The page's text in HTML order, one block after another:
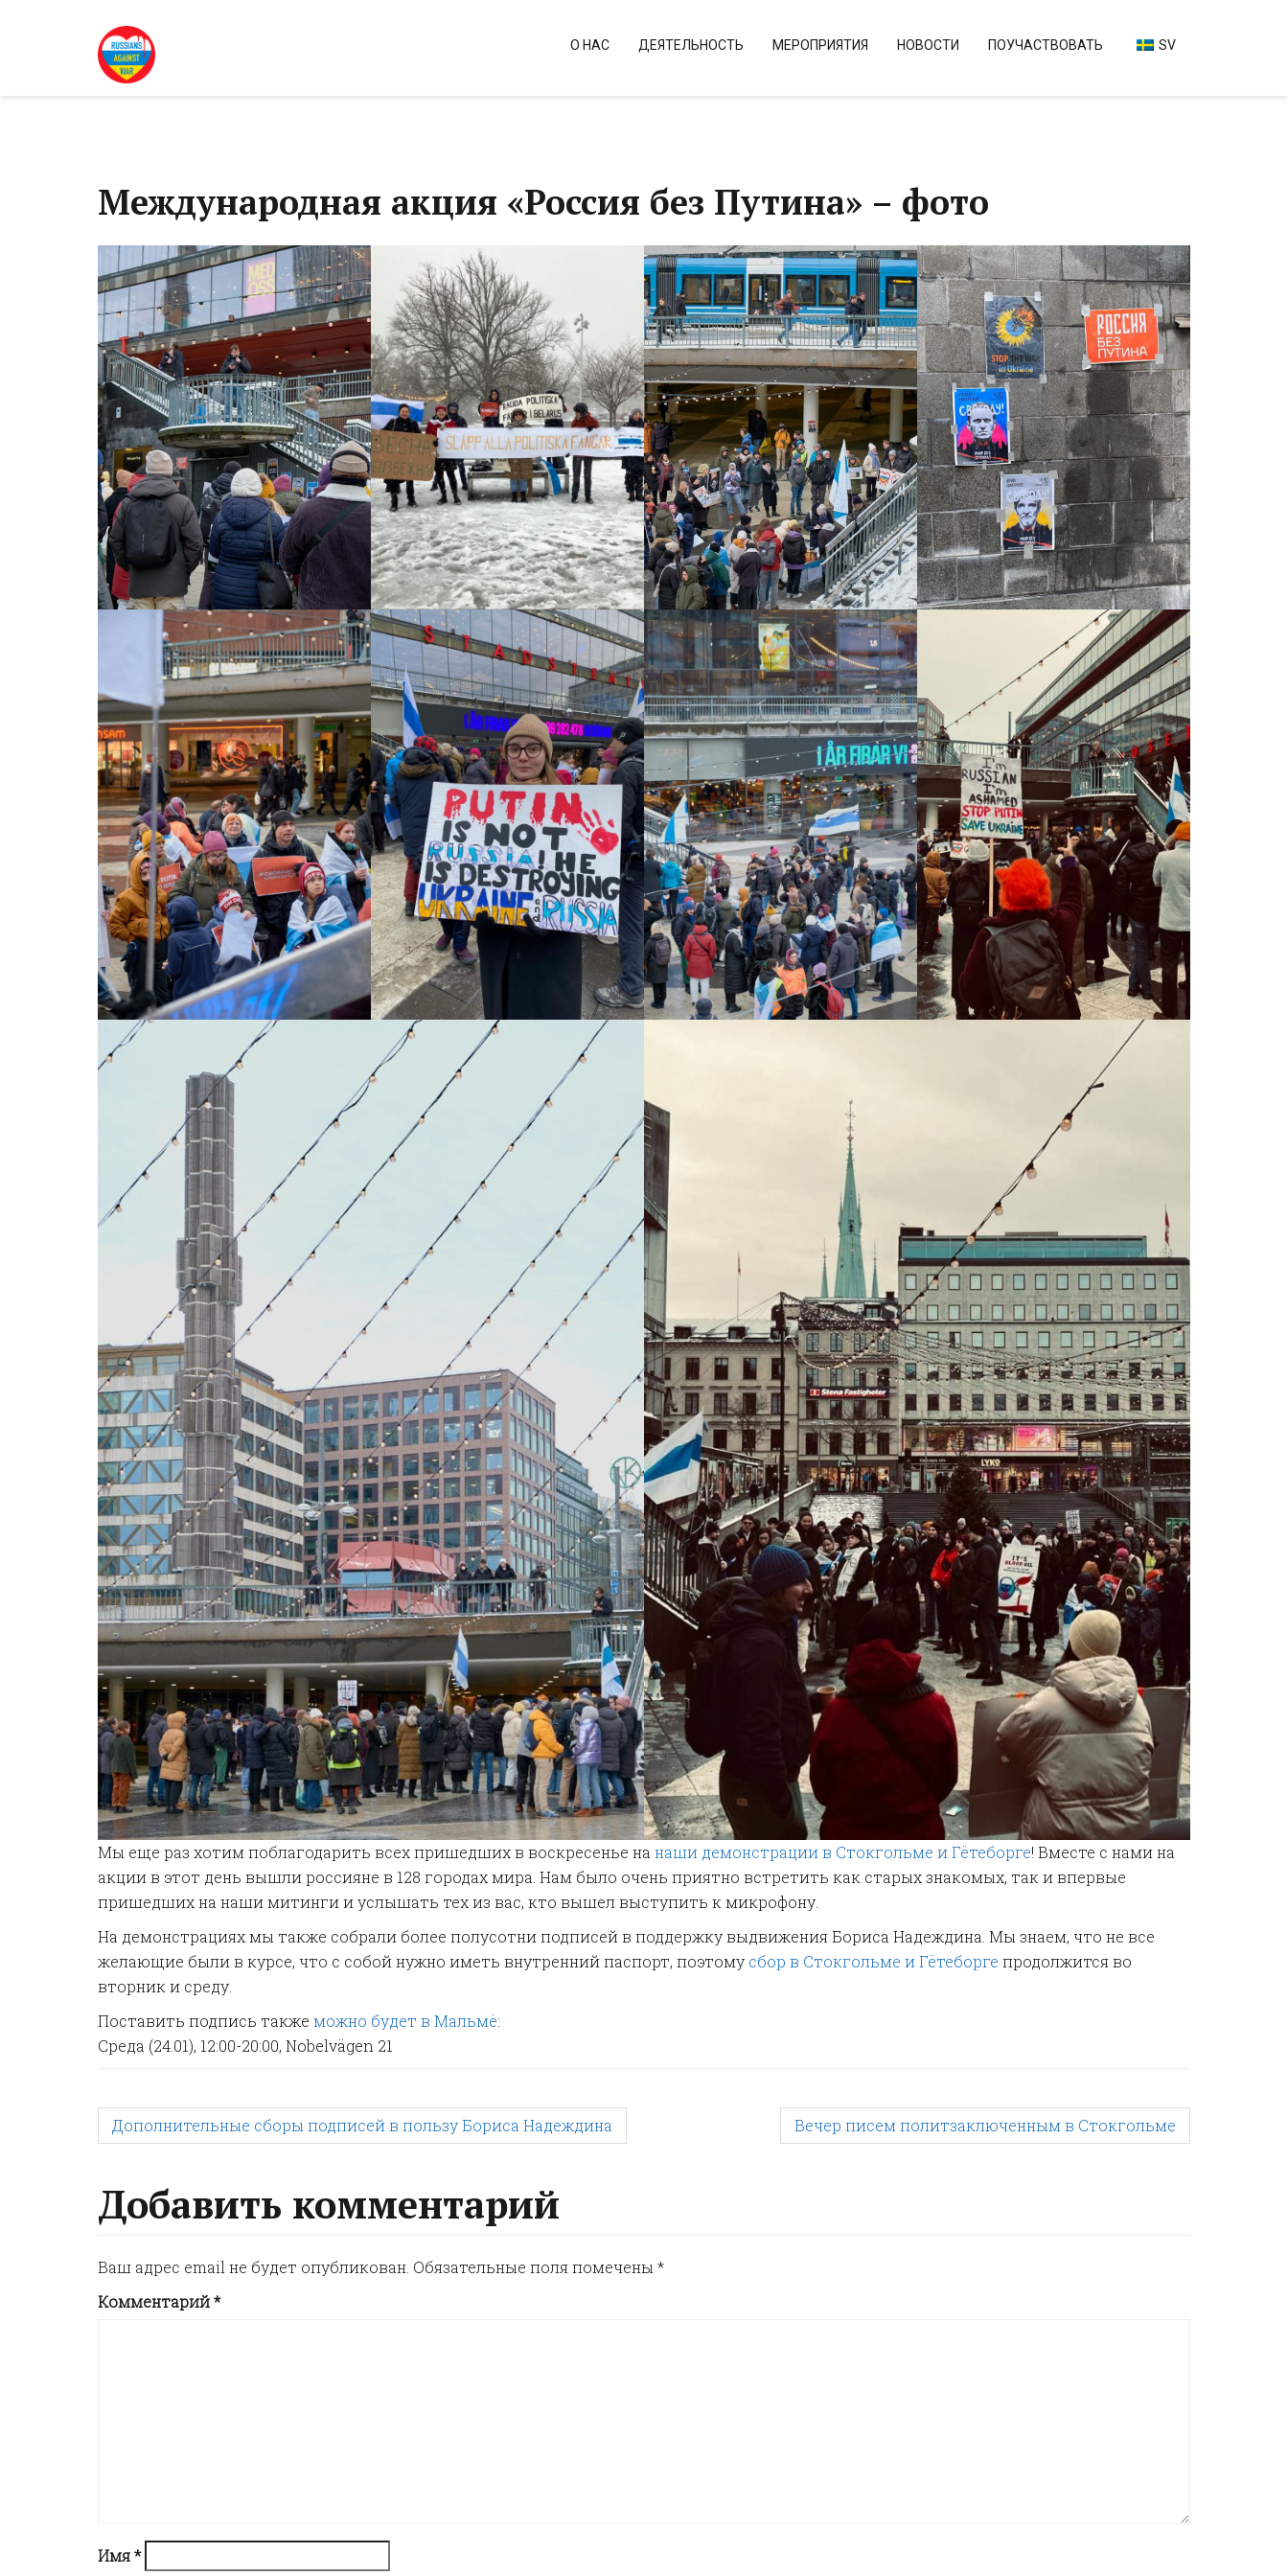
О НАС ДЕЯТЕЛЬНОСТЬ МЕРОПРИЯТИЯ НОВОСТИ ПОУЧАСТВОВАТЬ SV
Международная акция «Россия без Путина» – фото
Мы еще раз хотим поблагодарить всех пришедших в воскресенье на наши демонстрации в Стокгольме и Гётеборге! Вместе с нами на
акции в этот день вышли россияне в 128 городах мира. Нам было очень приятно встретить как старых знакомых, так и впервые
пришедших на наши митинги и услышать тех из вас, кто вышел выступить к микрофону.
На демонстрациях мы также собрали более полусотни подписей в поддержку выдвижения Бориса Надеждина. Мы знаем, что не все
желающие были в курсе, что с собой нужно иметь внутренний паспорт, поэтому сбор в Стокгольме и Гётеборге продолжится во
вторник и среду.
Поставить подпись также можно будет в Мальмё:
Среда (24.01), 12:00-20:00, Nobelvägen 21
P
o
s
t
g
Дополнительные сборы подписей в пользу Бориса Надеждина Вечер писем политзаключенным в Стокгольме
Добавить комментарий
Ваш адрес email не будет опубликован. Обязательные поля помечены *
Комментарий*
Имя*